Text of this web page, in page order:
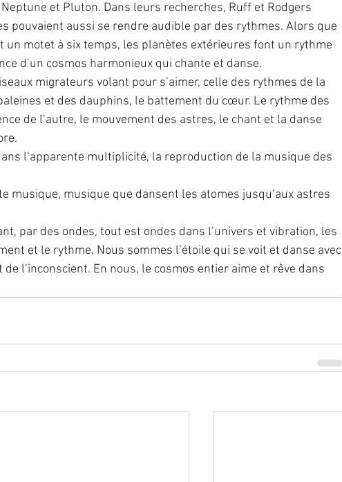
et Pluton. Dans leurs recherches, Ruff et Rodgers
pouvaient aussi se rendre audible par des rythmes. Alors que
un motet à six temps, les planètes extérieures font un rythme
d’un cosmos harmonieux qui chante et danse.
migrateurs volant pour s’aimer, celle des rythmes de la
et des dauphins, le battement du cœur. Le rythme des
de l’autre, le mouvement des astres, le chant et la danse
l’apparente multiplicité, la reproduction de la musique des
musique, musique que dansent les atomes jusqu’aux astres
par des ondes, tout est ondes dans l’univers et vibration, les
et le rythme. Nous sommes l’étoile qui se voit et danse avec
l’inconscient. En nous, le cosmos entier aime et rêve dans